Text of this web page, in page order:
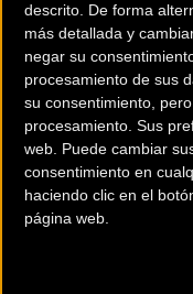
descrito. De forma
más detallada y
negar su
procesamiento de sus
su consentimiento,
procesamiento. Sus
web. Puede cambiar
consentimiento en
haciendo clic en el
página web.
navegación cobran
Según el Director
“Hemos querido
desértica. Para ello,
dunas a tener tres
reforzado la
2019, habrá la